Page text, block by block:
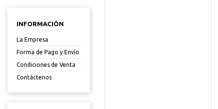
INFORMACIÓN
La Empresa
Forma de Pago y Envío
Condiciones de Venta
Contáctenos